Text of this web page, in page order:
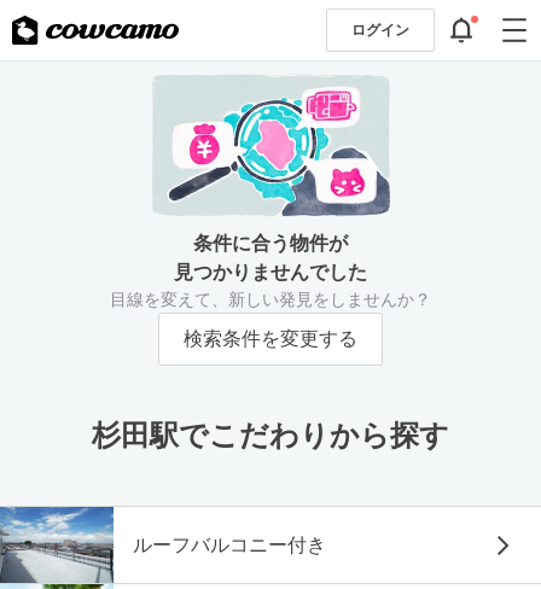
ログイン
条件に合う物件が
見つかりませんでした
目線を変えて、新しい発見をしませんか？
検索条件を変更する
杉田駅でこだわりから探す
ルーフバルコニー付き